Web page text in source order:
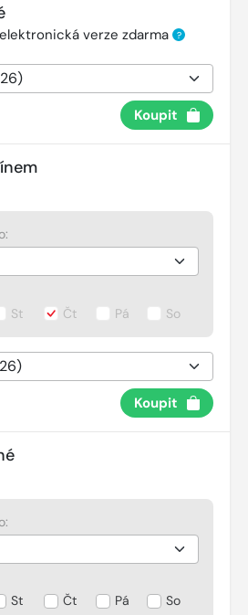
verze zdarma ?
Koupit
St Čt Pá So
Koupit
St Čt Pá So